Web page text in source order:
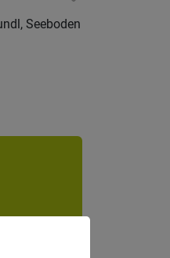
Seeboden